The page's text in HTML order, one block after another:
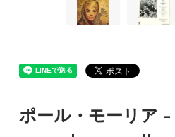
ポール・モーリア